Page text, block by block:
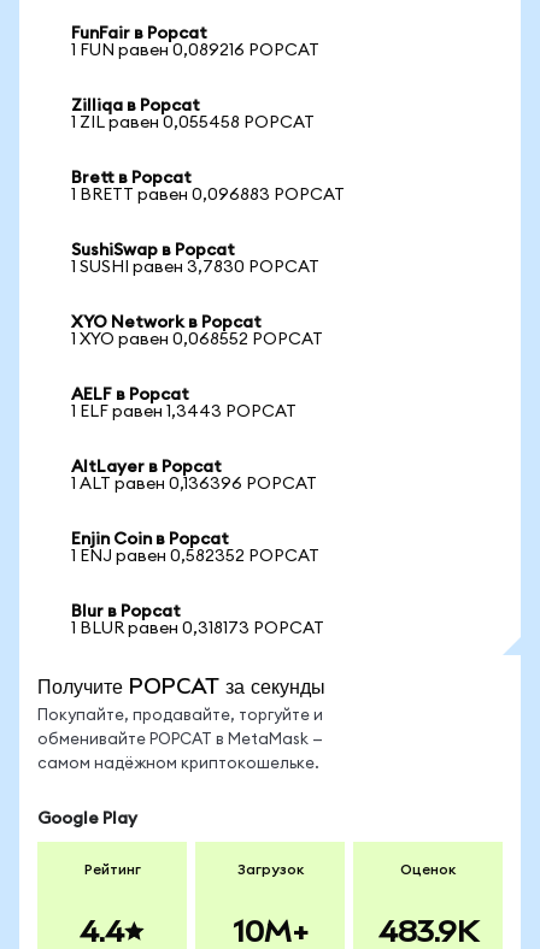
FunFair в Popcat
1 FUN равен 0,089216 POPCAT
Zilliqa в Popcat
1 ZIL равен 0,055458 POPCAT
Brett в Popcat
1 BRETT равен 0,096883 POPCAT
SushiSwap в Popcat
1 SUSHI равен 3,7830 POPCAT
XYO Network в Popcat
1 XYO равен 0,068552 POPCAT
AELF в Popcat
1 ELF равен 1,3443 POPCAT
AltLayer в Popcat
1 ALT равен 0,136396 POPCAT
Enjin Coin в Popcat
1 ENJ равен 0,582352 POPCAT
Blur в Popcat
1 BLUR равен 0,318173 POPCAT
Получите POPCAT за секунды
Покупайте, продавайте, торгуйте и
обменивайте POPCAT в MetaMask —
самом надёжном криптокошельке.
Google Play
Рейтинг
4.4
Загрузок
10M+
Оценок
483.9K